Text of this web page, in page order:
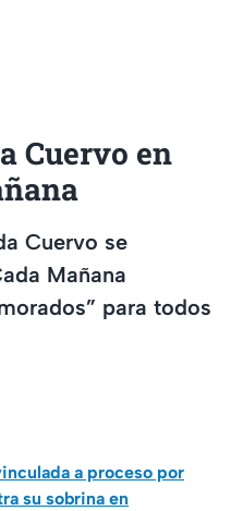
Cuervo en
Cuervo se
Mañana
para todos
a proceso por
su sobrina en